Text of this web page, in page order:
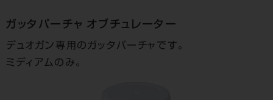
ガッタパーチャ オブチュレーター
デュオガン専用のガッタパーチャです。
ミディアムのみ。